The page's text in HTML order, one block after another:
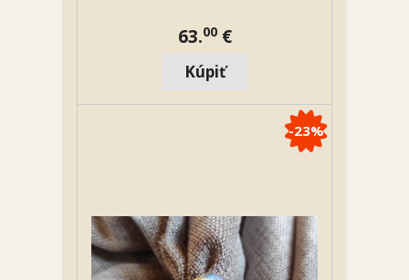
63.00€
-23%